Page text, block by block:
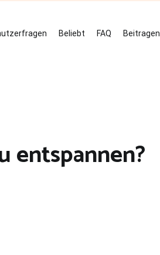
Beliebt FAQ Beitragen
entspannen?